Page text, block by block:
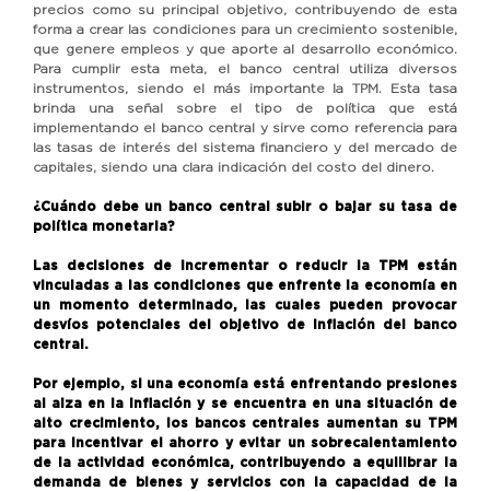
precios como su principal objetivo, contribuyendo de esta
forma a crear las condiciones para un crecimiento sostenible,
que genere empleos y que aporte al desarrollo económico.
Para cumplir esta meta, el banco central utiliza diversos
instrumentos, siendo el más importante la TPM. Esta tasa
brinda una señal sobre el tipo de política que está
implementando el banco central y sirve como referencia para
las tasas de interés del sistema financiero y del mercado de
capitales, siendo una clara indicación del costo del dinero.
¿Cuándo debe un banco central subir o bajar su tasa de
política monetaria?
Las decisiones de incrementar o reducir la TPM están
vinculadas a las condiciones que enfrente la economía en
un momento determinado, las cuales pueden provocar
desvíos potenciales del objetivo de inflación del banco
central.
Por ejemplo, si una economía está enfrentando presiones
al alza en la inflación y se encuentra en una situación de
alto crecimiento, los bancos centrales aumentan su TPM
para incentivar el ahorro y evitar un sobrecalentamiento
de la actividad económica, contribuyendo a equilibrar la
demanda de bienes y servicios con la capacidad de la